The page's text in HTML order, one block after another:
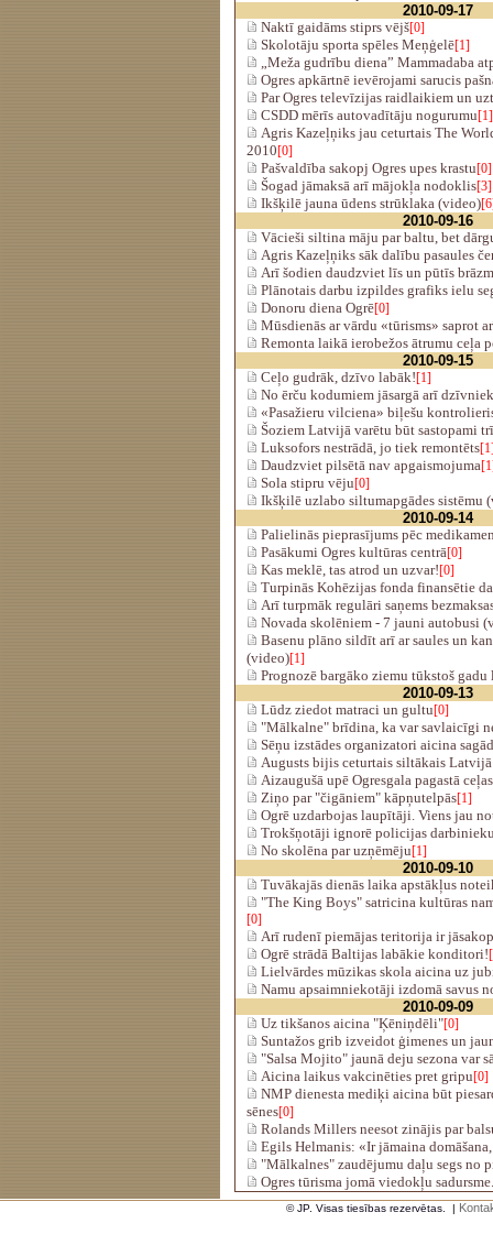
2010-09-17
Naktī gaidāms stiprs vējš[0]
Skolotāju sporta spēles Meņģelē[1]
„Meža gudrību diena” Mammadaba
Ogres apkārtnē ievērojami sarucis
Par Ogres televīzijas raidlaikiem un
CSDD mērīs autovadītāju nogurumu[1]
Agris Kazeļņiks jau ceturtais The
2010[0]
Pašvaldība sakopj Ogres upes krastu[0]
Šogad jāmaksā arī mājokļa nodoklis[3]
Ikšķilē jauna ūdens strūklaka (video)
2010-09-16
Vācieši siltina māju par baltu, bet
Agris Kazeļņiks sāk dalību pasaules
Arī šodien daudzviet līs un pūtīs
Plānotais darbu izpildes grafiks ielu
Donoru diena Ogrē[0]
Mūsdienās ar vārdu «tūrisms» saprot
Remonta laikā ierobežos ātrumu ceļa
2010-09-15
Ceļo gudrāk, dzīvo labāk![1]
No ērču kodumiem jāsargā arī
«Pasažieru vilciena» biļešu
Šoziem Latvijā varētu būt sastopami
Luksofors nestrādā, jo tiek remontēts
Daudzviet pilsētā nav apgaismojuma
Sola stipru vēju[0]
Ikšķilē uzlabo siltumapgādes sistēmu
2010-09-14
Palielinās pieprasījums pēc
­Pasākumi Ogres kultūras centrā[0]
Kas meklē, tas atrod un uzvar![0]
Turpinās Kohēzijas fonda finansētie
Arī turpmāk regulāri saņems
Novada skolēniem - 7 jauni autobusi
Basenu plāno sildīt arī ar saules un
(video)[1]
Prognozē bargāko ziemu tūkstoš gadu
2010-09-13
Lūdz ziedot matraci un gultu[0]
"Mālkalne" brīdina, ka var savlaicīgi
Sēņu izstādes organizatori aicina
Augusts bijis ceturtais siltākais Latvijā
Aizaugušā upē Ogresgala pagastā
Ziņo par "čigāniem" kāpņutelpās[1]
Ogrē uzdarbojas laupītāji. Viens jau
Trokšņotāji ignorē policijas
No skolēna par uzņēmēju[1]
2010-09-10
Tuvākajās dienās laika apstākļus
"The King Boys" satricina kultūras
[0]
Arī rudenī piemājas teritorija ir
Ogrē strādā Baltijas labākie konditori!
Lielvārdes mūzikas skola aicina uz
Namu apsaimniekotāji izdomā savus
2010-09-09
Uz tikšanos aicina "Ķēniņdēli"[0]
Suntažos grib izveidot ģimenes un
"Salsa Mojito" jaunā deju sezona var
Aicina laikus vakcinēties pret gripu[0]
NMP dienesta mediķi aicina būt
sēnes[0]
Rolands Millers neesot zinājis par
Egils Helmanis: «Ir jāmaina
"Mālkalnes" zaudējumu daļu segs no
Ogres tūrisma jomā viedokļu
© JP. Visas tiesības rezervētas. |